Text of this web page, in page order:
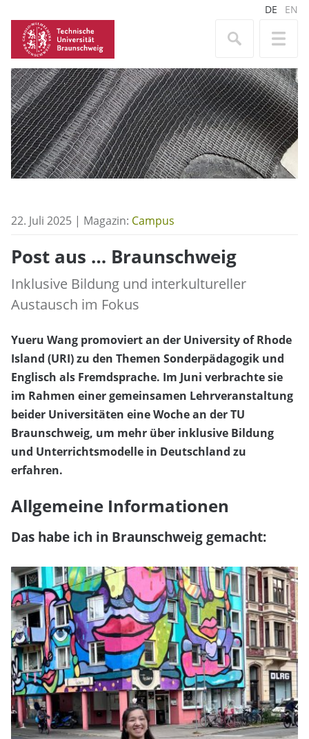
DE EN
22. Juli 2025 | Magazin: Campus
Post aus … Braunschweig
Inklusive Bildung und interkultureller
Austausch im Fokus
Yueru Wang promoviert an der University of Rhode
Island (URI) zu den Themen Sonderpädagogik und
Englisch als Fremdsprache. Im Juni verbrachte sie
im Rahmen einer gemeinsamen Lehrveranstaltung
beider Universitäten eine Woche an der TU
Braunschweig, um mehr über inklusive Bildung
und Unterrichtsmodelle in Deutschland zu
erfahren.
Allgemeine Informationen
Das habe ich in Braunschweig gemacht: